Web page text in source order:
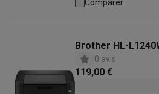
Comparer
Brother HL-
0 avis
119,00 €